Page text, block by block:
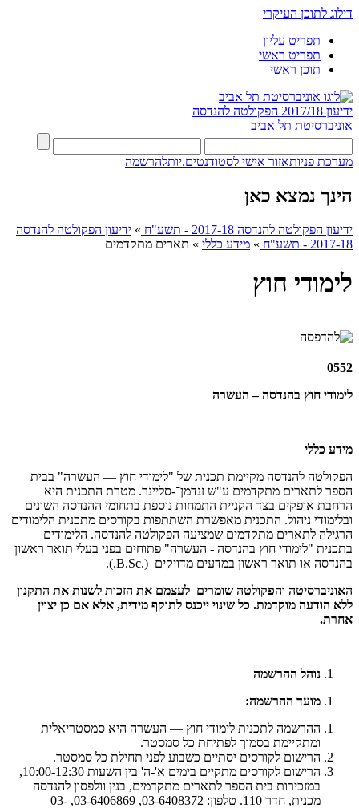
דילוג לתוכן העיקרי
תפריט עליון
תפריט ראשי
תוכן ראשי
ידיעון 2017/18
הפקולטה להנדסה
אוניברסיטת תל אביב
מערכת פניותאזור אישי לסטודנטים.יותלהרשמה
הינך נמצא כאן
ידיעון הפקולטה להנדסה 2017-18 - תשע"ח » ידיעון הפקולטה להנדסה
2017-18 - תשע"ח
» מידע כללי » תארים מתקדמים
לימודי חוץ
0552
לימודי חוץ בהנדסה – העשרה
מידע כללי
הפקולטה להנדסה מקיימת תכנית של "לימודי חוץ — העשרה" בבית
הספר לתארים מתקדמים ע"ש זנדמן־-סליינר. מטרת התכנית היא
הרחבת אופקים בצד הקניית התמחות נוספת בתחומי ההנדסה השונים
ובלימודי ניהול. התכנית מאפשרת השתתפות בקורסים מתכנית הלימודים
הרגילה לתארים מתקדמים שמציעה הפקולטה להנדסה. הלימודים
בתכנית "לימודי חוץ בהנדסה - העשרה" פתוחים בפני בעלי תואר ראשון
בהנדסה או תואר ראשון במדעים מדויקים (.B.Sc.
).
האוניברסיטה והפקולטה שומרים לעצמם את הזכות לשנות את התקנון
ללא הודעה מוקדמת. כל שינוי ייכנס לתוקף מידית, אלא אם כן יצוין
אחרת.
נוהל ההרשמה
מועד ההרשמה:
ההרשמה לתכנית לימודי חוץ — העשרה היא סמסטריאלית
ומתקיימת בסמוך לפתיחת כל סמסטר.
הרישום לקורסים יסתיים כשבוע לפני תחילת כל סמסטר.
הרישום לקורסים מתקיים בימים א'-ה' בין השעות 10:00-12:30,
במזכירות בית הספר לתארים מתקדמים, בנין וולפסון להנדסה
מכנית, חדר 110. טלפון: 03-6408372, 03-6406869, 03-